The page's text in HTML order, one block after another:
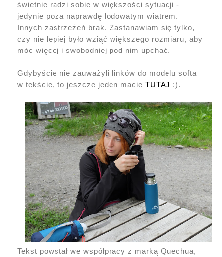
świetnie radzi sobie w większości sytuacji -
jedynie poza naprawdę lodowatym wiatrem.
Innych zastrzeżeń brak. Zastanawiam się tylko,
czy nie lepiej było wziąć większego rozmiaru, aby
móc więcej i swobodniej pod nim upchać.
Gdybyście nie zauważyli linków do modelu softa
w tekście, to jeszcze jeden macie TUTAJ :).
Tekst powstał we współpracy z marką Quechua,